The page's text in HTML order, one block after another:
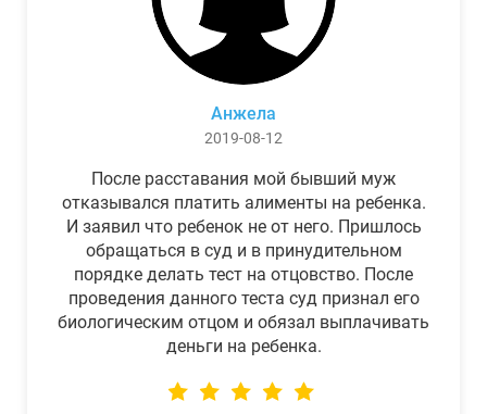
Анжела
2019-08-12
После расставания мой бывший муж
отказывался платить алименты на ребенка.
И заявил что ребенок не от него. Пришлось
обращаться в суд и в принудительном
порядке делать тест на отцовство. После
проведения данного теста суд признал его
биологическим отцом и обязал выплачивать
деньги на ребенка.